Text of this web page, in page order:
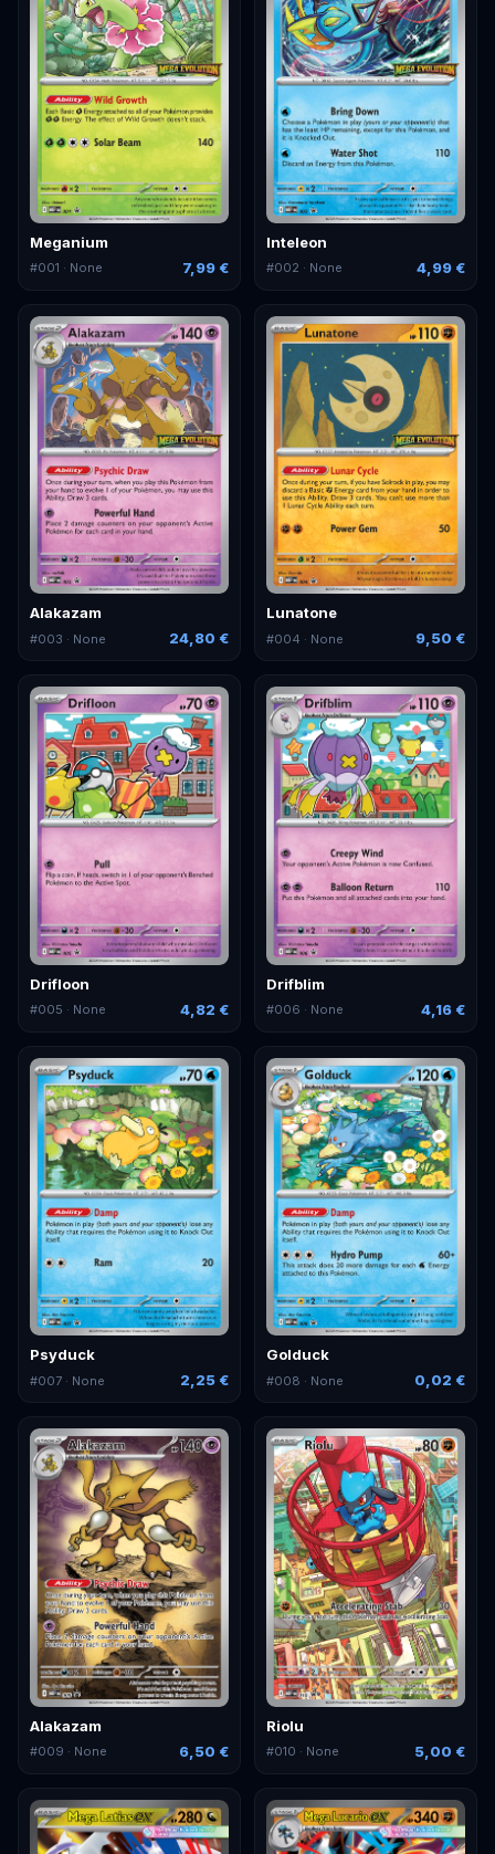
Meganium
#001 · None 7,99 €
Inteleon
#002 · None 4,99 €
Alakazam
#003 · None 24,80 €
Lunatone
#004 · None 9,50 €
Drifloon
#005 · None 4,82 €
Drifblim
#006 · None 4,16 €
Psyduck
#007 · None 2,25 €
Golduck
#008 · None 0,02 €
Alakazam
#009 · None 6,50 €
Riolu
#010 · None 5,00 €